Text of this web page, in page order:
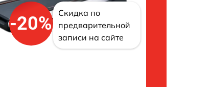
-20%
Скидка по
предварительной
записи на сайте